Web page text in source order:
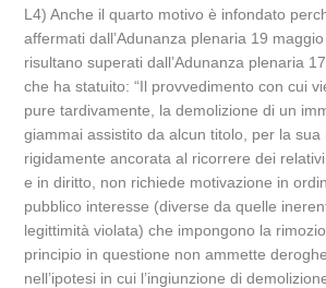
L4) Anche il quarto motivo è infondato
affermati dall’Adunanza plenaria 19
risultano superati dall’Adunanza plenaria
che ha statuito: “Il provvedimento con cui
pure tardivamente, la demolizione di un
giammai assistito da alcun titolo, per la sua
rigidamente ancorata al ricorrere dei
e in diritto, non richiede motivazione in
pubblico interesse (diverse da quelle
legittimità violata) che impongono la
principio in questione non ammette
nell’ipotesi in cui l’ingiunzione di